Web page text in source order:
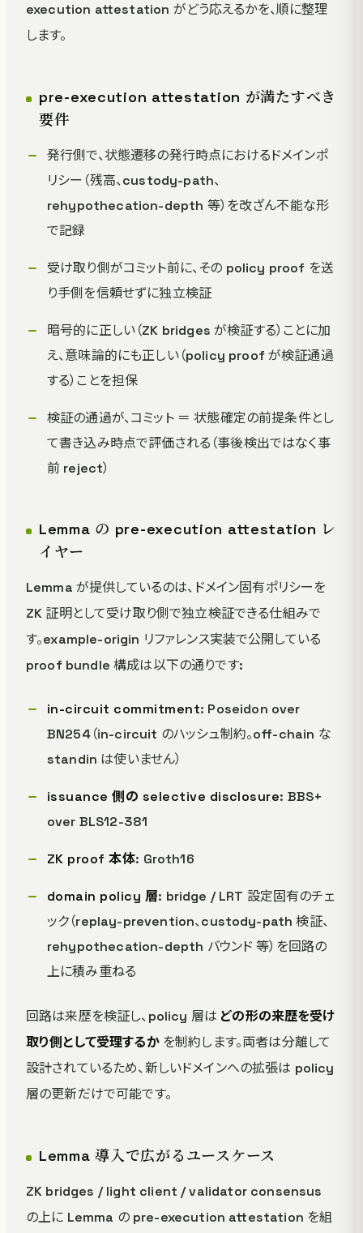
execution attestation がどう応えるかを、順に整理
します。
pre-execution attestation が満たすべき
要件
発行側で、状態遷移の発行時点におけるドメインポ
リシー（残高、custody-path、
rehypothecation-depth 等）を改ざん不能な形
で記録
受け取り側がコミット前に、その policy proof を送
り手側を信頼せずに独立検証
暗号的に正しい（ZK bridges が検証する）ことに加
え、意味論的にも正しい（policy proof が検証通過
する）ことを担保
検証の通過が、コミット ＝ 状態確定の前提条件とし
て書き込み時点で評価される（事後検出ではなく事
前 reject）
Lemma の pre-execution attestation レ
イヤー
Lemma が提供しているのは、ドメイン固有ポリシーを
ZK 証明として受け取り側で独立検証できる仕組みで
す。example-origin リファレンス実装で公開している
proof bundle 構成は以下の通りです:
in-circuit commitment: Poseidon over
BN254（in-circuit のハッシュ制約。off-chain な
standin は使いません）
issuance 側の selective disclosure: BBS+
over BLS12-381
ZK proof 本体: Groth16
domain policy 層: bridge / LRT 設定固有のチェ
ック（replay-prevention、custody-path 検証、
rehypothecation-depth バウンド 等）を回路の
上に積み重ねる
回路は来歴を検証し、policy 層は どの形の来歴を受け
取り側として受理するかを制約します。両者は分離して
設計されているため、新しいドメインへの拡張は policy
層の更新だけで可能です。
Lemma 導入で広がるユースケース
ZK bridges / light client / validator consensus
の上に Lemma の pre-execution attestation を組